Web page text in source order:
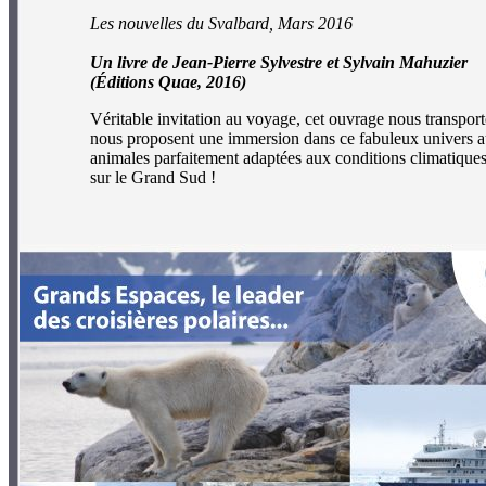
Les nouvelles du Svalbard, Mars 2016
Un livre de Jean-Pierre Sylvestre et Sylvain Mahuzier
(Éditions Quae, 2016)
Véritable invitation au voyage, cet ouvrage nous
nous proposent une immersion dans ce fabuleux univers
animales parfaitement adaptées aux conditions
sur le Grand Sud !